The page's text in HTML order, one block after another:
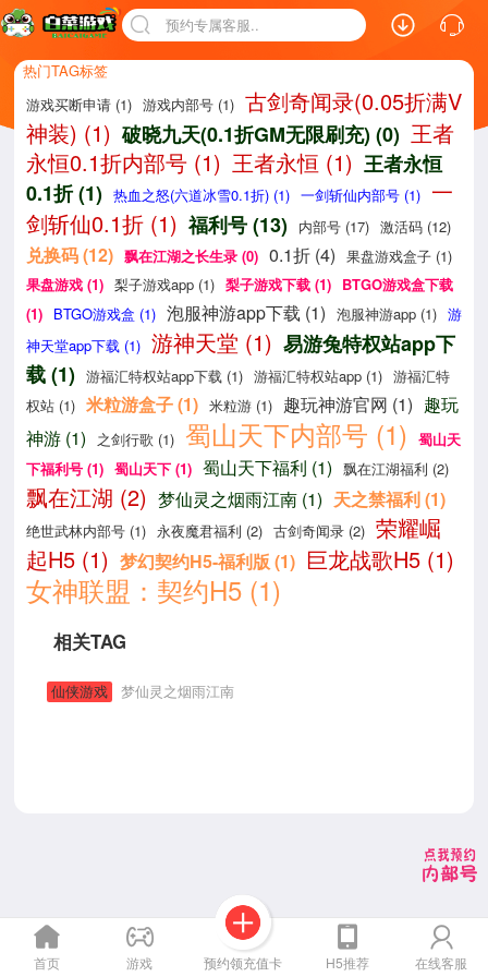
首页 游戏 预约领充值卡 H5推荐 在线客服
预约专属客服..
热门TAG标签
游戏买断申请 (1) 游戏内部号 (1) 古剑奇闻录(0.05折满V
神装) (1) 破晓九天(0.1折GM无限刷充) (0) 王者
永恒0.1折内部号 (1) 王者永恒 (1) 王者永恒
0.1折 (1) 热血之怒(六道冰雪0.1折) (1) 一剑斩仙内部号 (1) 一
剑斩仙0.1折 (1) 福利号 (13) 内部号 (17) 激活码 (12)
兑换码 (12) 飘在江湖之长生录 (0) 0.1折 (4) 果盘游戏盒子 (1)
果盘游戏 (1) 梨子游戏app (1) 梨子游戏下载 (1) BTGO游戏盒下载
(1) BTGO游戏盒 (1) 泡服神游app下载 (1) 泡服神游app (1) 游
神天堂app下载 (1) 游神天堂 (1) 易游兔特权站app下
载 (1) 游福汇特权站app下载 (1) 游福汇特权站app (1) 游福汇特
权站 (1) 米粒游盒子 (1) 米粒游 (1) 趣玩神游官网 (1) 趣玩
神游 (1)
之剑行歌 (1) 蜀山天下内部号 (1)
蜀山天
下福利号 (1) 蜀山天下 (1) 蜀山天下福利 (1) 飘在江湖福利 (2)
飘在江湖 (2) 梦仙灵之烟雨江南 (1) 天之禁福利 (1)
绝世武林内部号 (1) 永夜魔君福利 (2) 古剑奇闻录 (2) 荣耀崛
起H5 (1) 梦幻契约H5-福利版 (1) 巨龙战歌H5 (1)
女神联盟：契约H5 (1)
相关TAG
仙侠游戏 梦仙灵之烟雨江南